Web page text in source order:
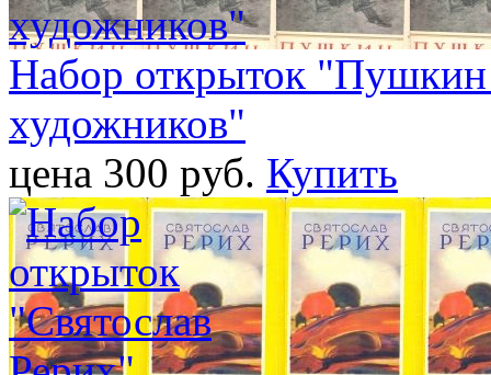
Набор открыток "Пушкин
художников"
цена 300 pуб. Купить